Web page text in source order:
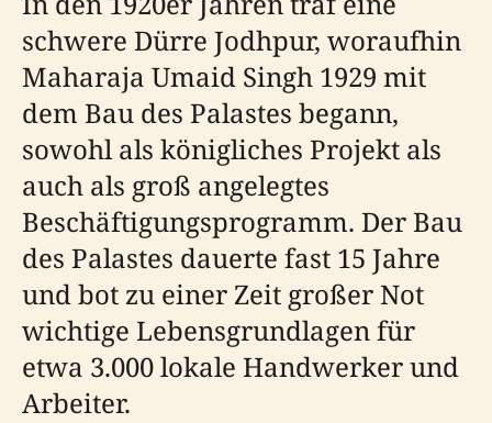
schwere Dürre Jodhpur, woraufhin
Maharaja Umaid Singh 1929 mit
dem Bau des Palastes begann,
sowohl als königliches Projekt als
auch als groß angelegtes
Beschäftigungsprogramm. Der Bau
des Palastes dauerte fast 15 Jahre
und bot zu einer Zeit großer Not
wichtige Lebensgrundlagen für
etwa 3.000 lokale Handwerker und
Arbeiter.